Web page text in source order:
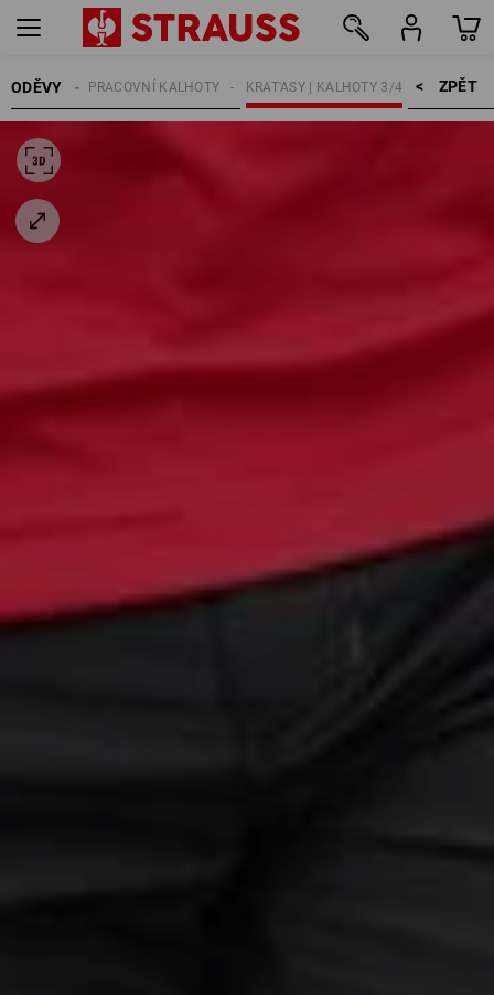
ODĚVY ZPĚT    >
KRAT'ASY | KALHOTY 3/4
PRACOVNÍ KALHOTY
MUŽI